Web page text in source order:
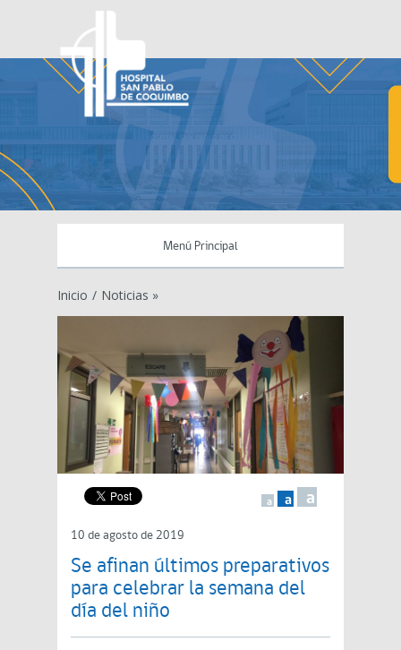
Menú Principal
Inicio / Noticias »
a a a
10 de agosto de 2019
Se afinan últimos preparativos
para celebrar la semana del
día del niño